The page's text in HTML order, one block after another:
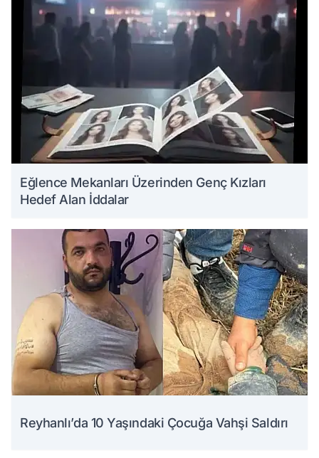
Eğlence Mekanları Üzerinden Genç Kızları
Hedef Alan İddalar
Reyhanlı’da 10 Yaşındaki Çocuğa Vahşi Saldırı